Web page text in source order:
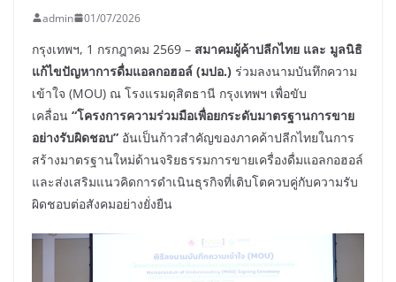
admin 01/07/2026
กรุงเทพฯ, 1 กรกฎาคม 2569 – สมาคมผู้ค้าปลีกไทย และ มูลนิธิ
แก้ไขปัญหาการดื่มแอลกอฮอล์ (มปอ.) ร่วมลงนามบันทึกความ
เข้าใจ (MOU) ณ โรงแรมดุสิตธานี กรุงเทพฯ เพื่อขับ
เคลื่อน “โครงการความร่วมมือเพื่อยกระดับมาตรฐานการขาย
อย่างรับผิดชอบ” อันเป็นก้าวสำคัญของภาคค้าปลีกไทยในการ
สร้างมาตรฐานใหม่ด้านจริยธรรมการขายเครื่องดื่มแอลกอฮอล์
และส่งเสริมแนวคิดการดำเนินธุรกิจที่เติบโตควบคู่กับความรับ
ผิดชอบต่อสังคมอย่างยั่งยืน